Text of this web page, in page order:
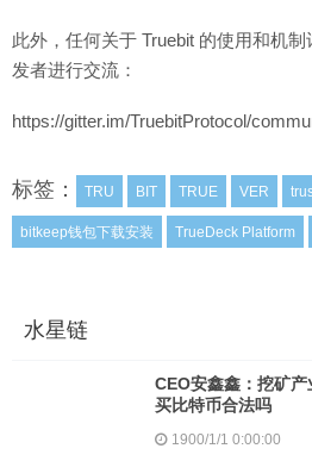
此外，任何关于 Truebit 的使用和机
发者进行交流：
https://gitter.im/TruebitProtocol/
标签： TRU BIT TRUE VER
bitkeep钱包下载安装 TrueDeck Platform
水星链
CEO安鑫鑫：挖矿
买比特币合法吗
1900/1/1 0:00:00